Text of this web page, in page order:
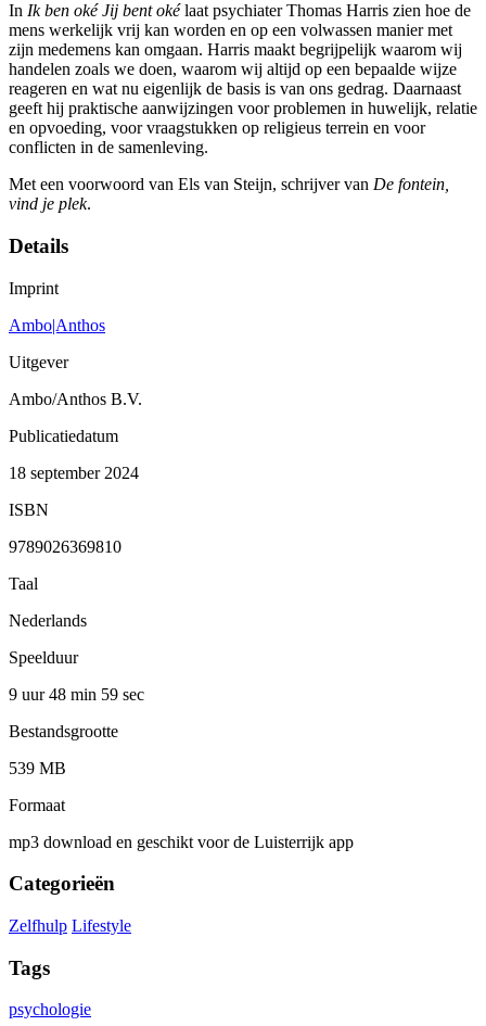
In Ik ben oké Jij bent okélaat psychiater Thomas Harris zien hoe de
mens werkelijk vrij kan worden en op een volwassen manier met
zijn medemens kan omgaan. Harris maakt begrijpelijk waarom wij
handelen zoals we doen, waarom wij altijd op een bepaalde wijze
reageren en wat nu eigenlijk de basis is van ons gedrag. Daarnaast
geeft hij praktische aanwijzingen voor problemen in huwelijk, relatie
en opvoeding, voor vraagstukken op religieus terrein en voor
conflicten in de samenleving.
Met een voorwoord van Els van Steijn, schrijver van De fontein,
vind je plek.
Details
Imprint
Ambo|Anthos
Uitgever
Ambo/Anthos B.V.
Publicatiedatum
18 september 2024
ISBN
9789026369810
Taal
Nederlands
Speelduur
9 uur 48 min 59 sec
Bestandsgrootte
539 MB
Formaat
mp3 download en geschikt voor de Luisterrijk app
Categorieën
Zelfhulp Lifestyle
Tags
psychologie